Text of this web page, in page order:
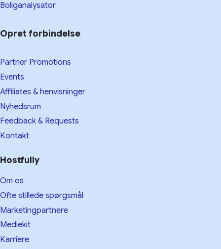
Boliganalysator
Opret forbindelse
Partner Promotions
Events
Affiliates & henvisninger
Nyhedsrum
Feedback & Requests
Kontakt
Hostfully
Om os
Ofte stillede spørgsmål
Marketingpartnere
Mediekit
Karriere